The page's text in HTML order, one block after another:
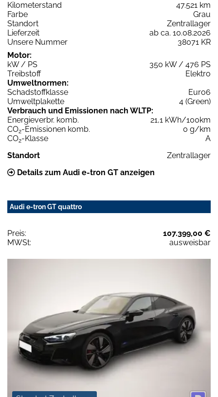
Kilometerstand
47.521 km
Farbe
Grau
Standort
Zentrallager
Lieferzeit
ab ca. 10.08.2026
Unsere Nummer
38071 KR
Motor:
kW / PS
350 kW / 476 PS
Treibstoff
Elektro
Umweltnormen:
Schadstoffklasse
Euro6
Umweltplakette
4 (Green)
Verbrauch und Emissionen nach WLTP:
Energieverbr. komb.
21,1 kWh/100km
CO2-Emissionen komb.
0 g/km
CO2-Klasse
A
Standort
Zentrallager
Details zum Audi e-tron GT anzeigen
Audi e-tron GT quattro
Preis:
107.399,00 €
MWSt:
ausweisbar